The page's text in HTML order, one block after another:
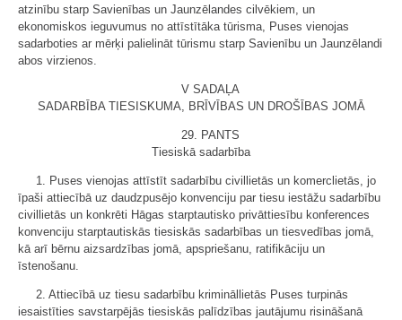
atzinību starp Savienības un Jaunzēlandes cilvēkiem, un
ekonomiskos ieguvumus no attīstītāka tūrisma, Puses vienojas
sadarboties ar mērķi palielināt tūrismu starp Savienību un Jaunzēlandi
abos virzienos.
V SADAĻA
SADARBĪBA TIESISKUMA, BRĪVĪBAS UN DROŠĪBAS JOMĀ
29. PANTS
Tiesiskā sadarbība
1. Puses vienojas attīstīt sadarbību civillietās un komerclietās, jo
īpaši attiecībā uz daudzpusējo konvenciju par tiesu iestāžu sadarbību
civillietās un konkrēti Hāgas starptautisko privāttiesību konferences
konvenciju starptautiskās tiesiskās sadarbības un tiesvedības jomā,
kā arī bērnu aizsardzības jomā, apspriešanu, ratifikāciju un
īstenošanu.
2. Attiecībā uz tiesu sadarbību krimināllietās Puses turpinās
iesaistīties savstarpējās tiesiskās palīdzības jautājumu risināšanā